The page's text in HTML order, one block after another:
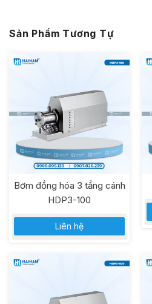
Sản Phẩm Tương Tự
Bơm đồng hóa 3 tầng cánh
HDP3-100
Liên hệ